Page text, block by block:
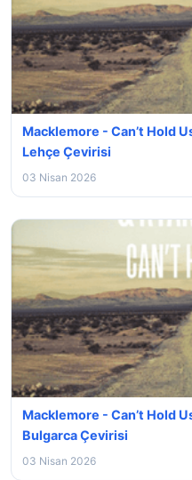
Macklemore - Can’t Hold
Lehçe Çevirisi
03 Nisan 2026
Macklemore - Can’t Hold
Bulgarca Çevirisi
03 Nisan 2026